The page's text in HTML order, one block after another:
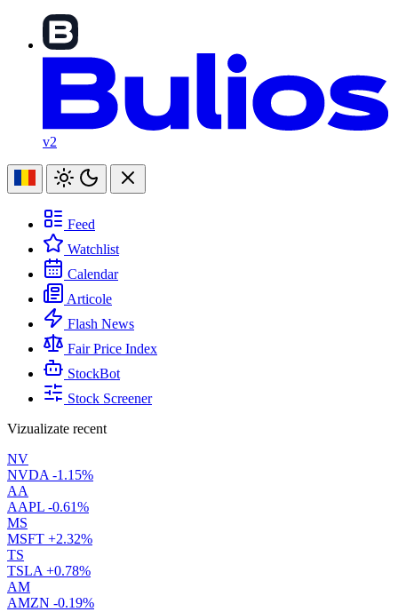
v2
Feed
Watchlist
Calendar
Articole
Flash News
Fair Price Index
StockBot
Stock Screener
Vizualizate recent
NV
NVDA -1.15%
AA
AAPL -0.61%
MS
MSFT +2.32%
TS
TSLA +0.78%
AM
AMZN -0.19%